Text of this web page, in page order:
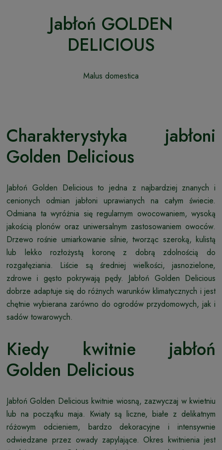
Jabłoń GOLDEN
DELICIOUS
Malus domestica
Charakterystyka jabłoni
Golden Delicious
Jabłoń Golden Delicious to jedna z najbardziej znanych i
cenionych odmian jabłoni uprawianych na całym świecie.
Odmiana ta wyróżnia się regularnym owocowaniem, wysoką
jakością plonów oraz uniwersalnym zastosowaniem owoców.
Drzewo rośnie umiarkowanie silnie, tworząc szeroką, kulistą
lub lekko rozłożystą koronę z dobrą zdolnością do
rozgałęziania. Liście są średniej wielkości, jasnozielone,
zdrowe i gęsto pokrywają pędy. Jabłoń Golden Delicious
dobrze adaptuje się do różnych warunków klimatycznych i jest
chętnie wybierana zarówno do ogrodów przydomowych, jak i
sadów towarowych.
Kiedy kwitnie jabłoń
Golden Delicious
Jabłoń Golden Delicious kwitnie wiosną, zazwyczaj w kwietniu
lub na początku maja. Kwiaty są liczne, białe z delikatnym
różowym odcieniem, bardzo dekoracyjne i intensywnie
odwiedzane przez owady zapylające. Okres kwitnienia jest